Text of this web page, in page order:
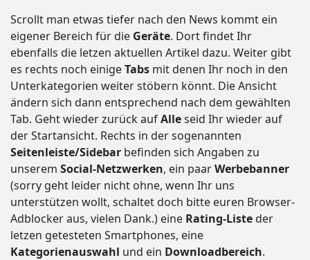
Scrollt man etwas tiefer nach den News kommt ein
eigener Bereich für die Geräte. Dort findet Ihr
ebenfalls die letzen aktuellen Artikel dazu. Weiter gibt
es rechts noch einigeTabs mit denen Ihr noch in den
Unterkategorien weiter stöbern könnt. Die Ansicht
ändern sich dann entsprechend nach dem gewählten
Tab. Geht wieder zurück aufAlleseid Ihr wieder auf
der Startansicht. Rechts in der sogenannten
Seitenleiste/Sidebar befinden sich Angaben zu
unserem Social-Netzwerken, ein paarWerbebanner
(sorry geht leider nicht ohne, wenn Ihr uns
unterstützen wollt, schaltet doch bitte euren Browser-
Adblocker aus, vielen Dank.) eine Rating-Listeder
letzen getesteten Smartphones, eine
Kategorienauswahl und ein Downloadbereich.